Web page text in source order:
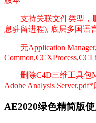
支持关联文件类型，
息驻留进程), 底层多国语
无Application
删除C4D三维工具包
Adobe Analysis
AE2020绿色精简版使